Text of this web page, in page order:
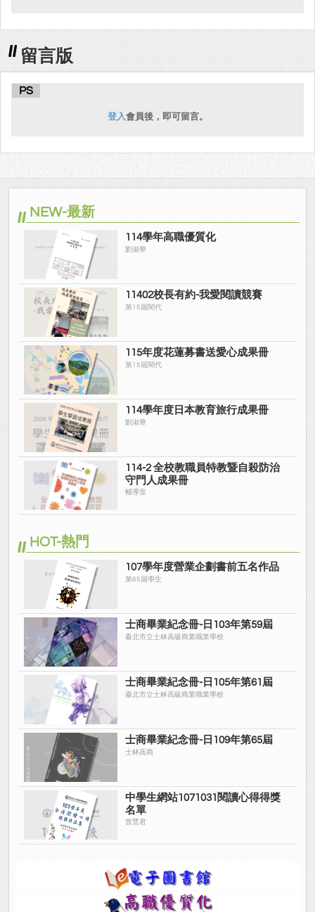
留言版
PS
登入會員後，即可留言。
NEW-最新
114學年高職優質化
劉淑華
11402校長有約-我愛閱讀競賽
第15屆閱代
115年度花蓮募書送愛心成果冊
第15屆閱代
114學年度日本教育旅行成果冊
劉淑華
114-2 全校教職員特教暨自殺防治
守門人成果冊
輔導室
HOT-熱門
107學年度營業企劃書前五名作品
第65屆學生
士商畢業紀念冊-日103年第59屆
臺北市立士林高級商業職業學校
士商畢業紀念冊-日105年第61屆
臺北市立士林高級商業職業學校
士商畢業紀念冊-日109年第65屆
士林高商
中學生網站1071031閱讀心得得獎
名單
曾慧君